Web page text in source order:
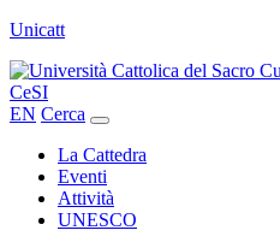
Unicatt
CeSI
EN Cerca
La Cattedra
Eventi
Attività
UNESCO